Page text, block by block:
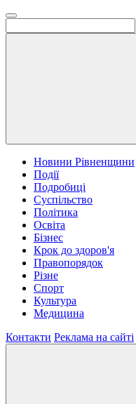
Новини Рівненщини
Події
Подробиці
Суспільство
Політика
Освіта
Бізнес
Крок до здоров'я
Правопорядок
Різне
Спорт
Культура
Медицина
Контакти Реклама на сайті